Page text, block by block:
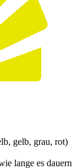
gelb, grau, rot)
lange es dauern